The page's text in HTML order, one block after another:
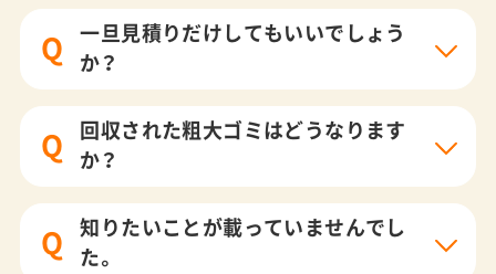
Q
一旦見積りだけしてもいいでしょう
か？
Q
回収された粗大ゴミはどうなります
か？
Q
知りたいことが載っていませんでし
た。